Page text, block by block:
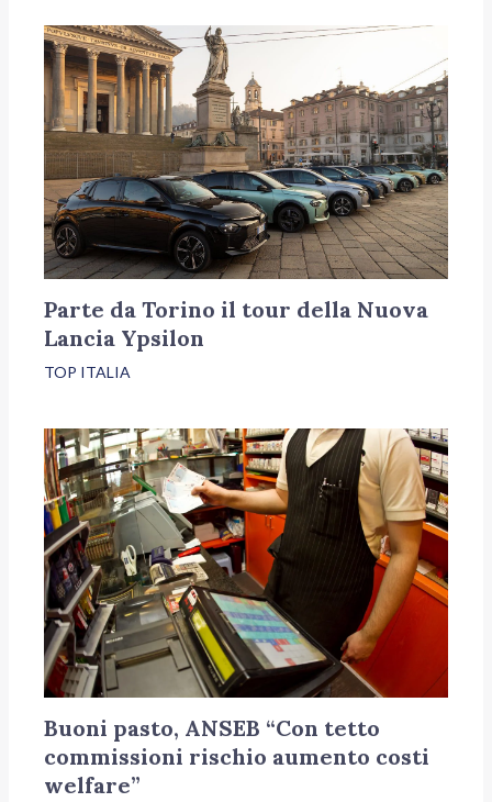
Parte da Torino il tour della Nuova
Lancia Ypsilon
TOP ITALIA
Buoni pasto, ANSEB “Con tetto
commissioni rischio aumento costi
welfare”